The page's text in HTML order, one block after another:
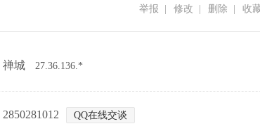
收
删除
修改
举报
禅城 27.36.136.*
2850281012 QQ在线交谈